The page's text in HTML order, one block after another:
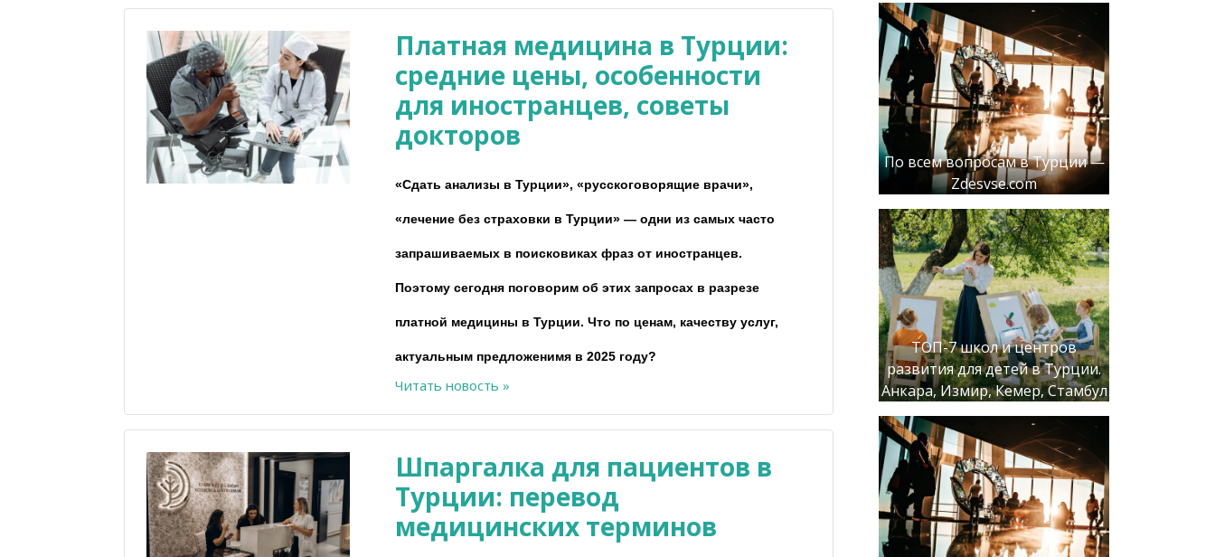
Платная медицина в Турции:
средние цены, особенности
для иностранцев, советы
докторов
«Сдать анализы в Турции», «русскоговорящие врачи»,
«лечение без страховки в Турции» — одни из самых часто
запрашиваемых в поисковиках фраз от иностранцев.
Поэтому сегодня поговорим об этих запросах в разрезе
платной медицины в Турции. Что по ценам, качеству услуг,
актуальным предложенимя в 2025 году?
Читать новость »
Шпаргалка для пациентов в
Турции: перевод
медицинских терминов
По всем вопросам в Турции —
Zdesvse.com
ТОП-7 школ и центров
развития для детей в Турции.
Анкара, Измир, Кемер, Стамбул